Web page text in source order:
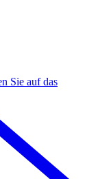
Sie auf das